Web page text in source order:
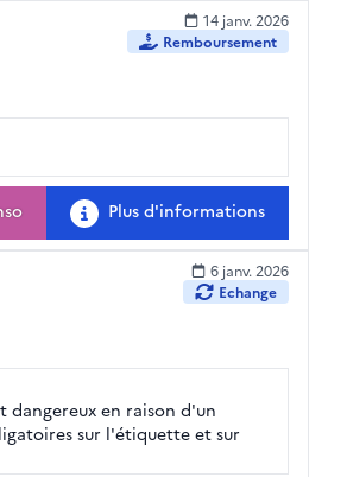
14 janv. 2026
Remboursement
Plus d'informations
6 janv. 2026
Echange
en raison d'un
sur l'étiquette et sur